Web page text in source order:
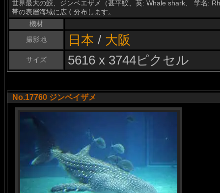
世界最大の鮫、ジンベエザメ（甚平鮫、英: Whale shark、 学名:
帯の表層海域に広く分布します。
機材
撮影地
日本 / 大阪
サイズ 5616 x 3744ピクセル
No.17760 ジンベイザメ